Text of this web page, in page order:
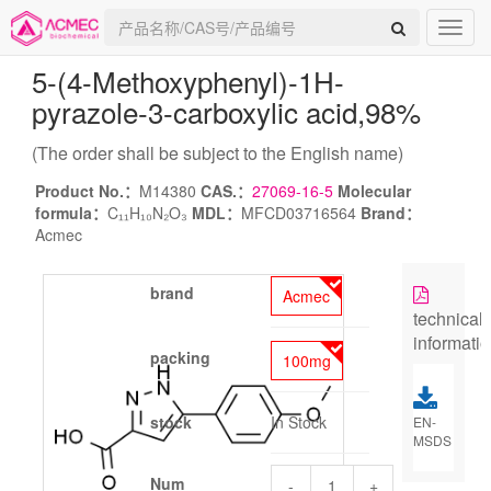
5-(4-Methoxyphenyl)-1H-
pyrazole-3-carboxylic acid,98%
(The order shall be subject to the English name)
Product No.： M14380 CAS.： 27069-16-5 Molecular
formula： C₁₁H₁₀N₂O₃ MDL： MFCD03716564 Brand：
Acmec
brand Acmec
packing 100mg
stock In Stock
Num - +
technical
EN-
MSDS